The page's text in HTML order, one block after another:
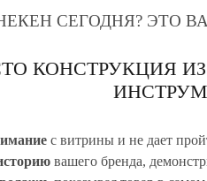
СЕГОДНЯ? ЭТО
КОНСТРУКЦИЯ
с витрины и не дает
вашего бренда,